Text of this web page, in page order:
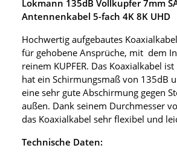
Lokmann 135dB Vollkupfer 7mm
Antennenkabel 5-fach 4K 8K UHD
Hochwertig aufgebautes
für gehobene Ansprüche, mit dem
reinem KUPFER. Das Koaxialkabel
hat ein Schirmungsmaß von 135dB
eine sehr gute Abschirmung gegen
außen. Dank seinem Durchmesser
das Koaxialkabel sehr flexibel und
Technische Daten: